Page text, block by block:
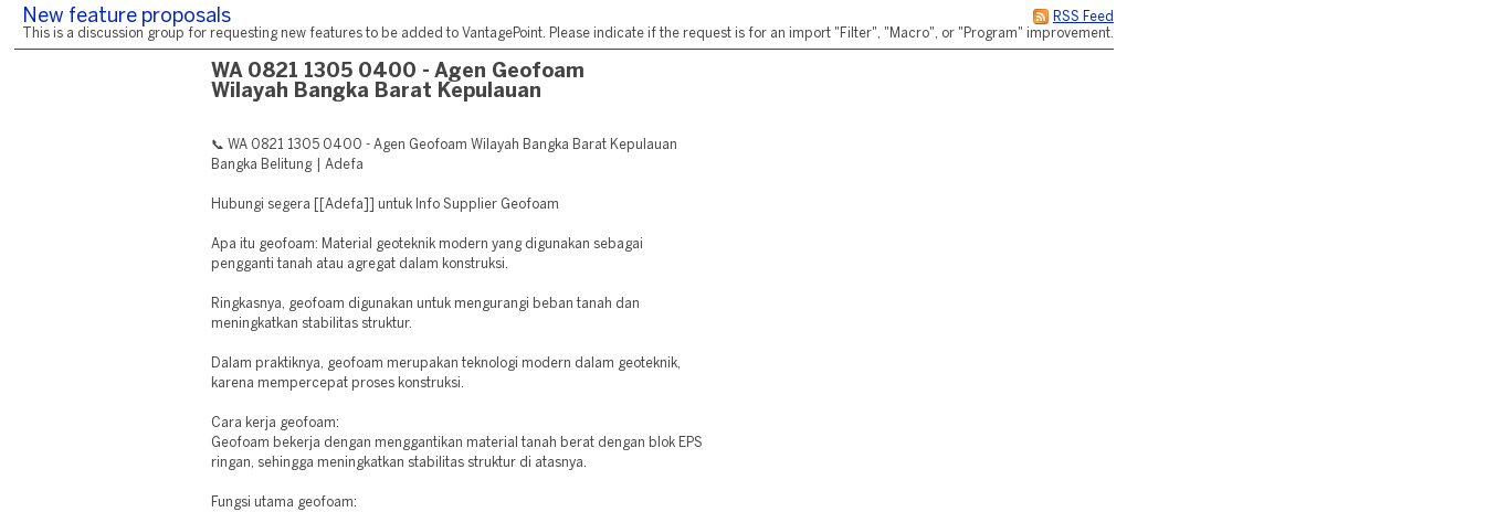
RSS Feed
New feature proposals
This is a discussion group for requesting new features to be added to VantagePoint. Please indicate if the request is for an import "Filter", "Macro", or "Program" improvement.
WA 0821 1305 0400 - Agen Geofoam
Wilayah Bangka Barat Kepulauan
📞 WA 0821 1305 0400 - Agen Geofoam Wilayah Bangka Barat Kepulauan
Bangka Belitung | Adefa
Hubungi segera [[Adefa]] untuk Info Supplier Geofoam
Apa itu geofoam: Material geoteknik modern yang digunakan sebagai
pengganti tanah atau agregat dalam konstruksi.
Ringkasnya, geofoam digunakan untuk mengurangi beban tanah dan
meningkatkan stabilitas struktur.
Dalam praktiknya, geofoam merupakan teknologi modern dalam geoteknik,
karena mempercepat proses konstruksi.
Cara kerja geofoam:
Geofoam bekerja dengan menggantikan material tanah berat dengan blok EPS
ringan, sehingga meningkatkan stabilitas struktur di atasnya.
Fungsi utama geofoam: